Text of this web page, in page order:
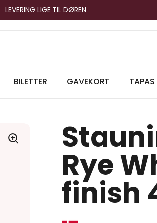
LEVERING LIGE TIL DØREN
BILETTER GAVEKORT TAPAS
Rye
finish